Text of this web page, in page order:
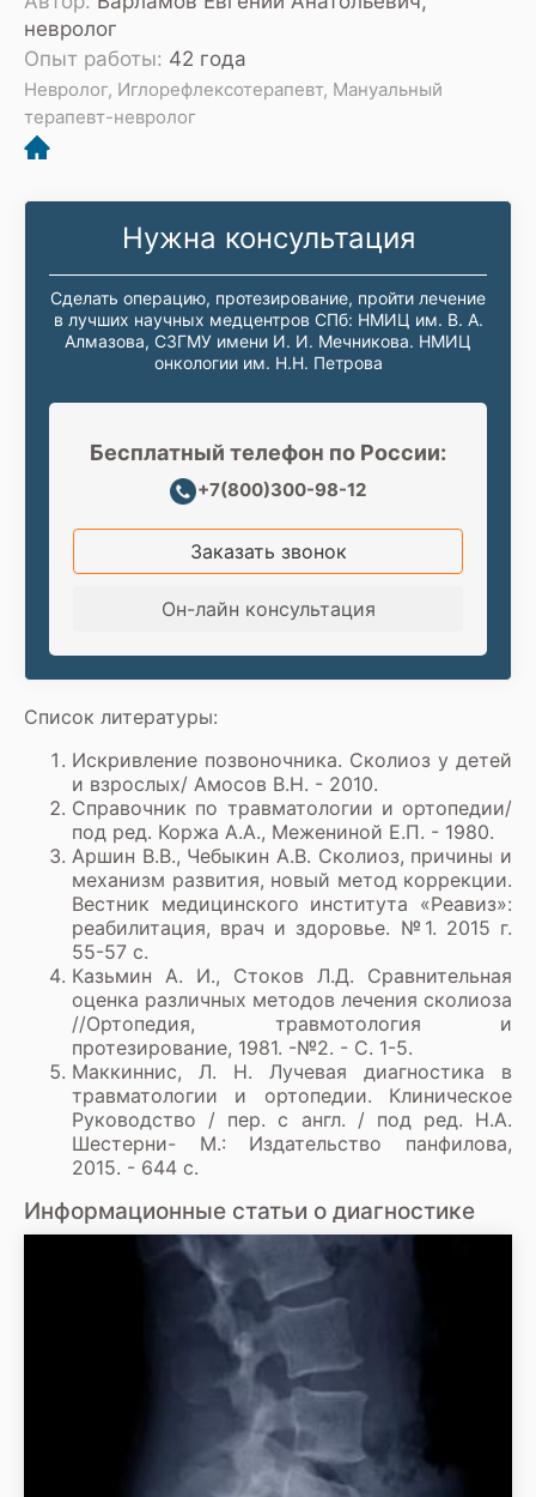
невролог
Опыт работы: 42 года
Невролог, Иглорефлексотерапевт, Мануальный
терапевт-невролог
Нужна консультация
Сделать операцию, протезирование, пройти лечение
в лучших научных медцентров СПб: НМИЦ им. В. А.
Алмазова, СЗГМУ имени И. И. Мечникова. НМИЦ
онкологии им. Н.Н. Петрова
Бесплатный телефон по России:
+7(800)300-98-12
Заказать звонок
Он-лайн консультация
Список литературы:
Искривление позвоночника. Сколиоз у детей
и взрослых/ Амосов В.Н. - 2010.
Справочник по травматологии и ортопедии/
под ред. Коржа А.А., Межениной Е.П. - 1980.
Аршин В.В., Чебыкин А.В. Сколиоз, причины и
механизм развития, новый метод коррекции.
Вестник медицинского института «Реавиз»:
реабилитация, врач и здоровье. №1. 2015 г.
55-57 с.
Казьмин А. И., Стоков Л.Д. Сравнительная
оценка различных методов лечения сколиоза
//Ортопедия, травмотология и
протезирование, 1981. -№2. - С. 1-5.
Маккиннис, Л. Н. Лучевая диагностика в
травматологии и ортопедии. Клиническое
Руководство / пер. с англ. / под ред. Н.А.
Шестерни- М.: Издательство панфилова,
2015. - 644 с.
Информационные статьи о диагностике